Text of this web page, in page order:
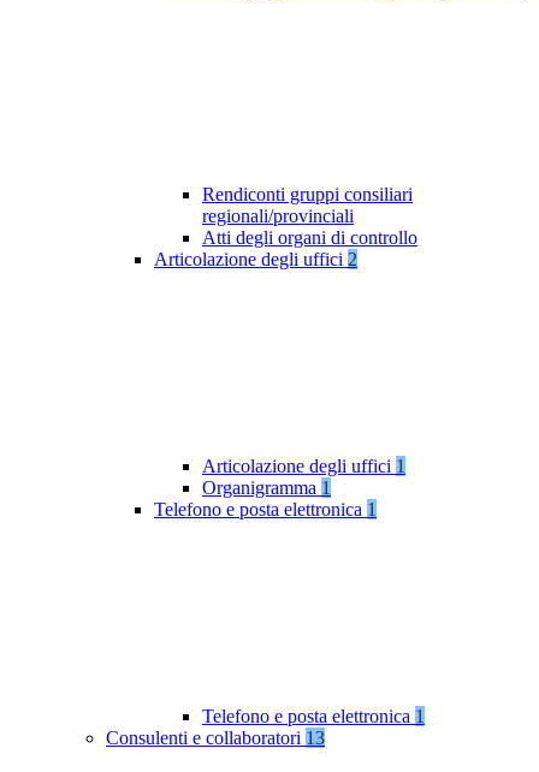
Rendiconti gruppi consiliari
regionali/provinciali
Atti degli organi di controllo
Articolazione degli uffici 2
Articolazione degli uffici 1
Organigramma 1
Telefono e posta elettronica 1
Telefono e posta elettronica 1
Consulenti e collaboratori 13